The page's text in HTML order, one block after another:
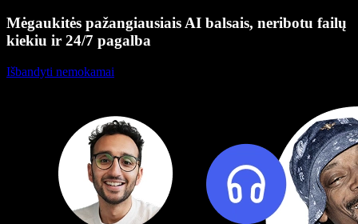
Mėgaukitės pažangiausiais AI balsais, neribotu failų
kiekiu ir 24/7 pagalba
Išbandyti nemokamai